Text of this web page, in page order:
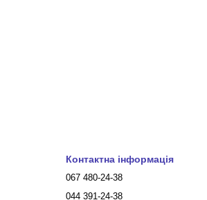
Контактна інформація
067 480-24-38
044 391-24-38